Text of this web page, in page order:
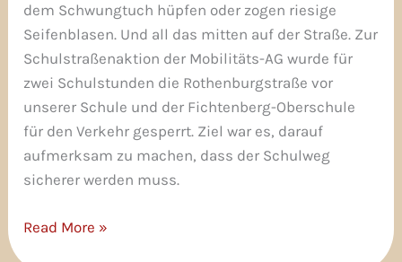
dem Schwungtuch hüpfen oder zogen riesige
Seifenblasen. Und all das mitten auf der Straße. Zur
Schulstraßenaktion der Mobilitäts-AG wurde für
zwei Schulstunden die Rothenburgstraße vor
unserer Schule und der Fichtenberg-Oberschule
für den Verkehr gesperrt. Ziel war es, darauf
aufmerksam zu machen, dass der Schulweg
sicherer werden muss.
Read More »